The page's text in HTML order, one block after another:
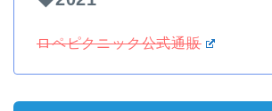
ロペピクニック公式通販